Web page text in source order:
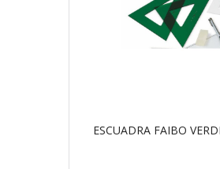
ESCUADRA FAIBO